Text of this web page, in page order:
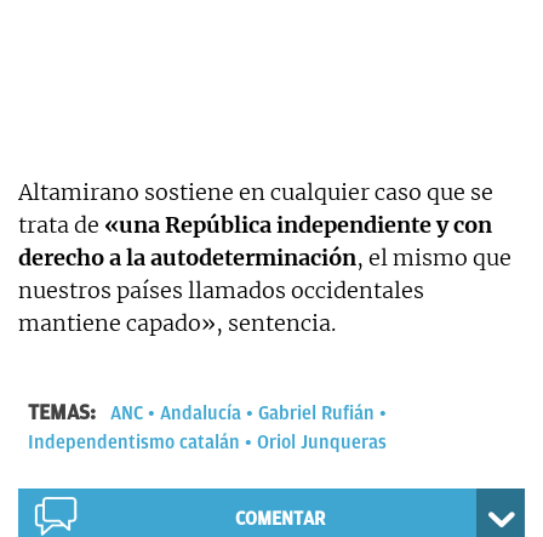
Altamirano sostiene en cualquier caso que se
trata de «una República independiente y con
derecho a la autodeterminación, el mismo que
nuestros países llamados occidentales
mantiene capado», sentencia.
TEMAS: ANC Andalucía
Gabriel Rufián
Independentismo catalán
Oriol Junqueras
COMENTAR